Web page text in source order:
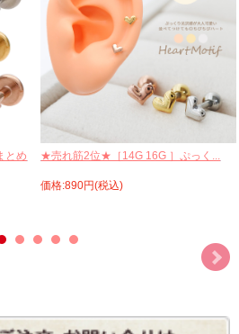
とめ
★売れ筋2位★［14G 16G ］ぷっく...
価格:890円(税込)